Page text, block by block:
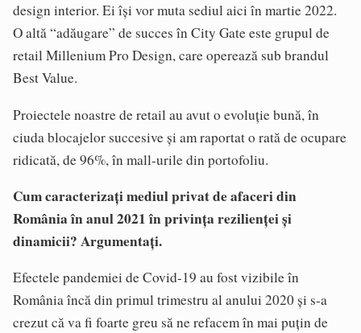
design interior. Ei își vor muta sediul aici în martie 2022.
O altă “adăugare” de succes în City Gate este grupul de
retail Millenium Pro Design, care operează sub brandul
Best Value.
Proiectele noastre de retail au avut o evoluție bună, în
ciuda blocajelor succesive și am raportat o rată de ocupare
ridicată, de 96%, în mall-urile din portofoliu.
Cum caracterizați mediul privat de afaceri din
România în anul 2021 în privința rezilienței și
dinamicii? Argumentați.
Efectele pandemiei de Covid-19 au fost vizibile în
România încă din primul trimestru al anului 2020 și s-a
crezut că va fi foarte greu să ne refacem în mai puțin de